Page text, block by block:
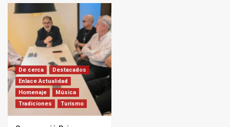
De cerca
Destacados
Enlace Actualidad
Homenaje
Música
Tradiciones
Turismo